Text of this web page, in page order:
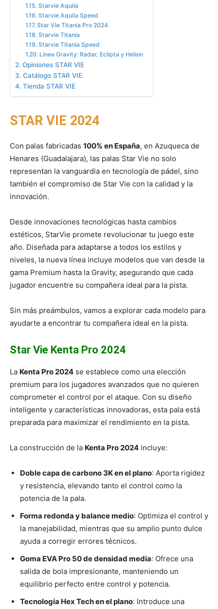
Starvie Aquila
Starvie Aquila Speed
Star Vie Titania Pro 2024
Starvie Titania
Starvie Titania Speed
Línea Gravity: Radar, Eclipta y Helion
Opiniones STAR VIE
Catálogo STAR VIE
Tienda STAR VIE
STAR VIE 2024
Con palas fabricadas 100% en España, en Azuqueca de
Henares (Guadalajara), las palas Star Vie no solo
representan la vanguardia en tecnología de pádel, sino
también el compromiso de Star Vie con la calidad y la
innovación.
Desde innovaciones tecnológicas hasta cambios
estéticos, StarVie promete revolucionar tu juego este
año. Diseñada para adaptarse a todos los estilos y
niveles, la nueva línea incluye modelos que van desde la
gama Premium hasta la Gravity, asegurando que cada
jugador encuentre su compañera ideal para la pista.
Sin más preámbulos, vamos a explorar cada modelo para
ayudarte a encontrar tu compañera ideal en la pista.
Star Vie Kenta Pro 2024
La Kenta Pro 2024 se establece como una elección
premium para los jugadores avanzados que no quieren
comprometer el control por el ataque. Con su diseño
inteligente y características innovadoras, esta pala está
preparada para maximizar el rendimiento en la pista.
La construcción de la Kenta Pro 2024 incluye:
Doble capa de carbono 3K en el plano: Aporta rigidez
y resistencia, elevando tanto el control como la
potencia de la pala.
Forma redonda y balance medio: Optimiza el control y
la manejabilidad, mientras que su amplio punto dulce
ayuda a corregir errores técnicos.
Goma EVA Pro 50 de densidad media: Ofrece una
salida de bola impresionante, manteniendo un
equilibrio perfecto entre control y potencia.
Tecnología Hex Tech en el plano: Introduce una